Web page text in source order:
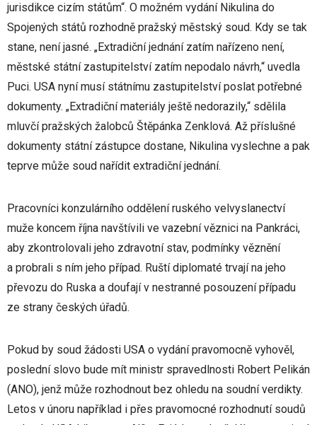
jurisdikce cizím státům“. O možném vydání Nikulina do
Spojených států rozhodně pražský městský soud. Kdy se tak
stane, není jasné. „Extradiční jednání zatím nařízeno není,
městské státní zastupitelství zatím nepodalo návrh,“ uvedla
Puci. USA nyní musí státnímu zastupitelství poslat potřebné
dokumenty. „Extradiční materiály ještě nedorazily,“ sdělila
mluvčí pražských žalobců Štěpánka Zenklová. Až příslušné
dokumenty státní zástupce dostane, Nikulina vyslechne a pak
teprve může soud nařídit extradiční jednání.
Pracovníci konzulárního oddělení ruského velvyslanectví
muže koncem října navštívili ve vazební věznici na Pankráci,
aby zkontrolovali jeho zdravotní stav, podmínky věznění
a probrali s ním jeho případ. Ruští diplomaté trvají na jeho
převozu do Ruska a doufají v nestranné posouzení případu
ze strany českých úřadů.
Pokud by soud žádosti USA o vydání pravomocně vyhověl,
poslední slovo bude mít ministr spravedlnosti Robert Pelikán
(ANO), jenž může rozhodnout bez ohledu na soudní verdikty.
Letos v únoru například i přes pravomocné rozhodnutí soudů